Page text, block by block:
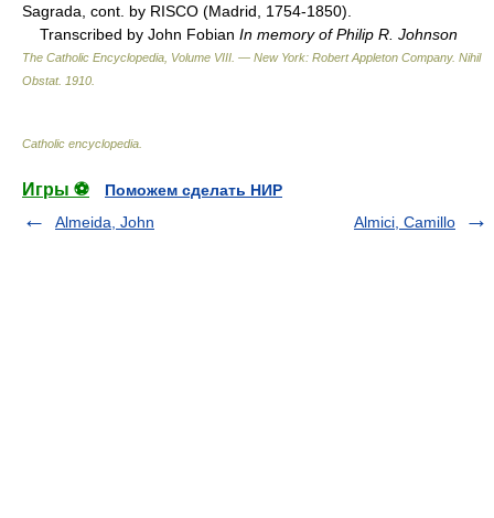
Sagrada, cont. by RISCO (Madrid, 1754-1850).
Transcribed by John Fobian In memory of Philip R. Johnson
The Catholic Encyclopedia, Volume VIII. — New York: Robert Appleton Company. Nihil
Obstat. 1910
Catholic encyclopedia
Игры ⚽
Поможем сделать НИР
Almeida, John
Almici, Camillo